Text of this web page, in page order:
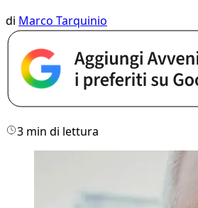
di Marco Tarquinio
3 min di lettura